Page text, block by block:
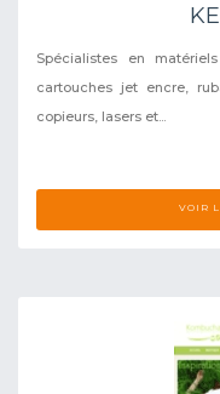
Spécialistes en
cartouches jet encre,
copieurs, lasers et...
VOIR